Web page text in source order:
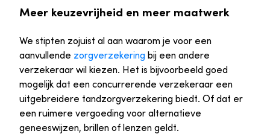
Meer keuzevrijheid en meer maatwerk
We stipten zojuist al aan waarom je voor een
aanvullende zorgverzekering bij een andere
verzekeraar wil kiezen. Het is bijvoorbeeld goed
mogelijk dat een concurrerende verzekeraar een
uitgebreidere tandzorgverzekering biedt. Of dat er
een ruimere vergoeding voor alternatieve
geneeswijzen, brillen of lenzen geldt.